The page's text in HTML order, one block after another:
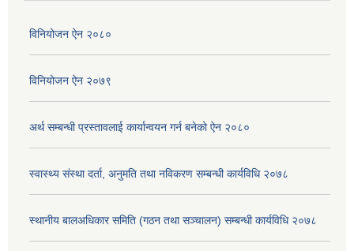
विनियोजन ऐन २०८०
विनियोजन ऐन २०७९
अर्थ सम्बन्धी प्रस्तावलाई कार्यान्वयन गर्न बनेको ऐन २०८०
स्वास्थ्य संस्था दर्ता, अनुमति तथा नविकरण सम्बन्धी कार्यविधि २०७८
स्थानीय बालअधिकार समिति (गठन तथा सञ्चालन) सम्बन्धी कार्यविधि २०७८